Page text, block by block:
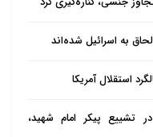
به اسرائیل شده‌اند
استقلال آمریکا
تشییع پیکر امام شهید،